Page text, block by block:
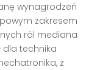
wynagrodzeń
zakresem
ról mediana
dla technika
z